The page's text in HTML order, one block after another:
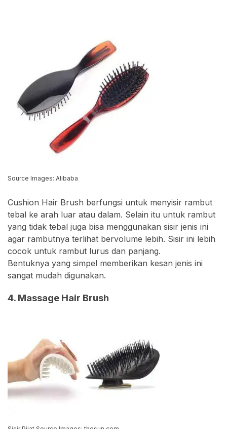
Source Images: Alibaba
Cushion Hair Brush berfungsi untuk menyisir rambut
tebal ke arah luar atau dalam. Selain itu untuk rambut
yang tidak tebal juga bisa menggunakan sisir jenis ini
agar rambutnya terlihat bervolume lebih. Sisir ini lebih
cocok untuk rambut lurus dan panjang.
Bentuknya yang simpel memberikan kesan jenis ini
sangat mudah digunakan.
4. Massage Hair Brush